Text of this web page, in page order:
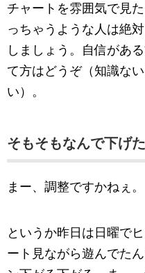
チャートを雰囲気で見
っちゃうような人は絶
しましょう。自信があ
て方はどうぞ（知識な
い）。
そもそもなんで下げ
まー、調整ですかねぇ
というか昨日は日曜で
ート見ながら遊んでた